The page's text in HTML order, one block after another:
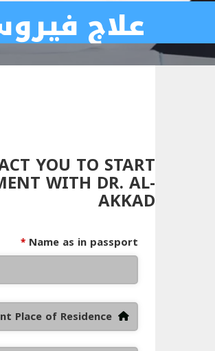
علاج
YOU TO START
WITH DR. AL-
AKKAD
Name as in passport
*
Place of Residence